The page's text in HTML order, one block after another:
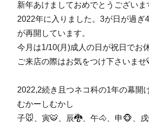
新年あけましておめでとうございま
2022年に入りました。3が日が過ぎ
が再開しています。
今月は1/10(月)成人の日が祝日でお
ご来店の際はお気をつけ下さいませ
2022,2続き且つネコ科の1年の幕開
むかーしむかし
子🐭、寅🐯、辰🐉、午🐴、申🐵、